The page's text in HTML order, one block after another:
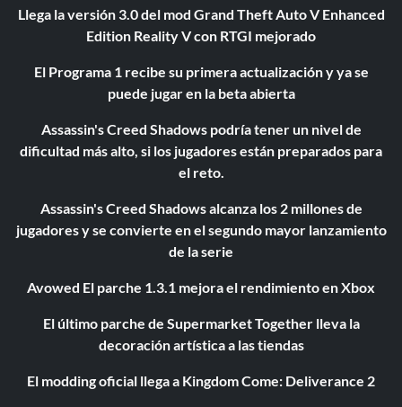
Llega la versión 3.0 del mod Grand Theft Auto V Enhanced
Edition Reality V con RTGI mejorado
El Programa 1 recibe su primera actualización y ya se
puede jugar en la beta abierta
Assassin's Creed Shadows podría tener un nivel de
dificultad más alto, si los jugadores están preparados para
el reto.
Assassin's Creed Shadows alcanza los 2 millones de
jugadores y se convierte en el segundo mayor lanzamiento
de la serie
Avowed El parche 1.3.1 mejora el rendimiento en Xbox
El último parche de Supermarket Together lleva la
decoración artística a las tiendas
El modding oficial llega a Kingdom Come: Deliverance 2